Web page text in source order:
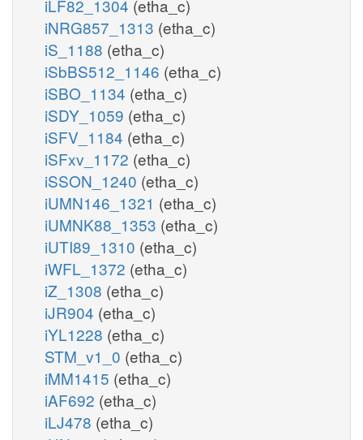
iLF82_1304 (etha_c)
iNRG857_1313 (etha_c)
iS_1188 (etha_c)
iSbBS512_1146 (etha_c)
iSBO_1134 (etha_c)
iSDY_1059 (etha_c)
iSFV_1184 (etha_c)
iSFxv_1172 (etha_c)
iSSON_1240 (etha_c)
iUMN146_1321 (etha_c)
iUMNK88_1353 (etha_c)
iUTI89_1310 (etha_c)
iWFL_1372 (etha_c)
iZ_1308 (etha_c)
iJR904 (etha_c)
iYL1228 (etha_c)
STM_v1_0 (etha_c)
iMM1415 (etha_c)
iAF692 (etha_c)
iLJ478 (etha_c)